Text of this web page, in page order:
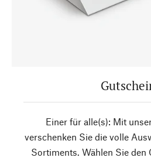
Einer für alle(s): Mit
verschenken Sie die volle
Sortiments. Wählen Sie den